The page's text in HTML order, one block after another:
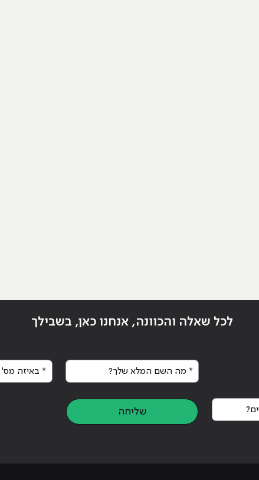
לכל שאלה והכוונה, אנחנו כאן, בשבילך
* מה השם המלא שלך? * באיזה מס'
שליחה